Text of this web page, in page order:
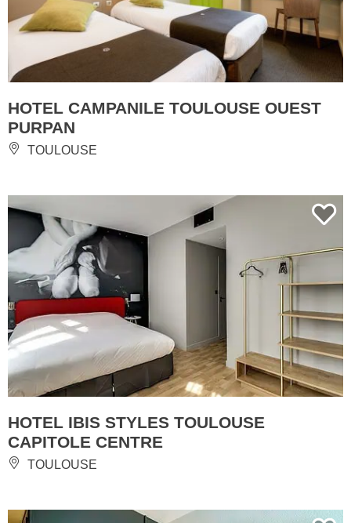
HOTEL CAMPANILE TOULOUSE OUEST
PURPAN
TOULOUSE
HOTEL IBIS STYLES TOULOUSE
CAPITOLE CENTRE
TOULOUSE